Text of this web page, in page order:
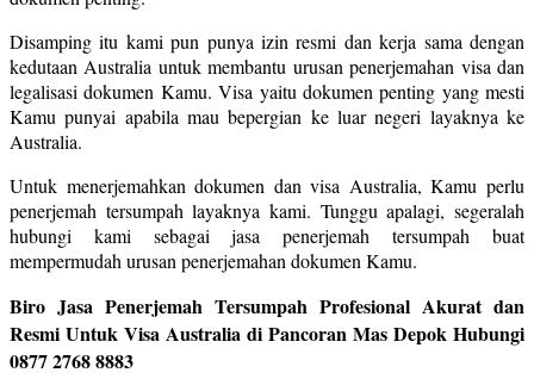
Disamping itu kami pun punya izin resmi dan kerja sama dengan
kedutaan Australia untuk membantu urusan penerjemahan visa dan
legalisasi dokumen Kamu. Visa yaitu dokumen penting yang mesti
Kamu punyai apabila mau bepergian ke luar negeri layaknya ke
Australia.
Untuk menerjemahkan dokumen dan visa Australia, Kamu perlu
penerjemah tersumpah layaknya kami. Tunggu apalagi, segeralah
hubungi kami sebagai jasa penerjemah tersumpah buat
mempermudah urusan penerjemahan dokumen Kamu.
Biro Jasa Penerjemah Tersumpah Profesional Akurat dan
Resmi Untuk Visa Australia di Pancoran Mas Depok Hubungi
0877 2768 8883